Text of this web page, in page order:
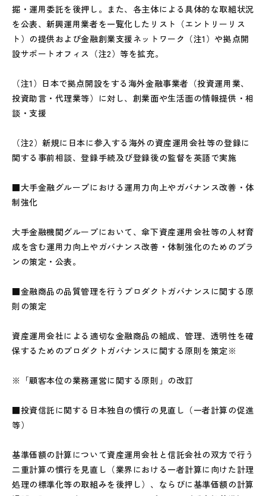
掘・運用委託を後押し。また、各主体による具体的な取組状況
を公表、新興運用業者を一覧化したリスト（エントリーリス
ト）の提供および金融創業支援ネットワーク（注1）や拠点開
設サポートオフィス（注2）等を拡充。
（注1）日本で拠点開設をする海外金融事業者（投資運用業、
投資助言・代理業等）に対し、創業面や生活面の情報提供・相
談・支援
（注2）新規に日本に参入する海外の資産運用会社等の登録に
関する事前相談、登録手続及び登録後の監督を英語で実施
■大手金融グループにおける運用力向上やガバナンス改善・体
制強化
大手金融機関グループにおいて、傘下資産運用会社等の人材育
成を含む運用力向上やガバナンス改善・体制強化のためのプラ
ンの策定・公表。
■金融商品の品質管理を行うプロダクトガバナンスに関する原
則の策定
資産運用会社による適切な金融商品の組成、管理、透明性を確
保するためのプロダクトガバナンスに関する原則を策定※
※「顧客本位の業務運営に関する原則」の改訂
■投資信託に関する日本独自の慣行の見直し（一者計算の促進
等）
基準価額の計算について資産運用会社と信託会社の双方で行う
二重計算の慣行を見直し（業界における一者計算に向けた計理
処理の標準化等の取組みを後押し）、ならびに基準価額の計算